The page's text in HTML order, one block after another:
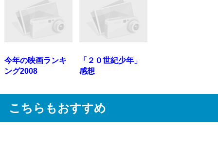
今年の映画ランキ
ング2008
「２０世紀少年」
感想
こちらもおすすめ